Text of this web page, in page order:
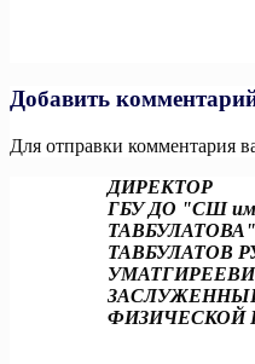
Добавить
Для отправки комментария
ДИРЕКТОР
ГБУ ДО "СШ
ТАВБУЛАТОВА"
ТАВБУЛАТОВ
ФИЗИЧЕСКОЙ